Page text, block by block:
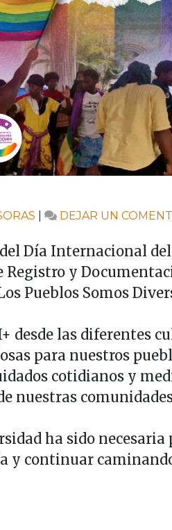
DEJAR UN
Día Internacional
Registro y
Pueblos Somos
desde las diferentes
para nuestros
cotidianos y
nuestras
ha sido necesaria
y continuar